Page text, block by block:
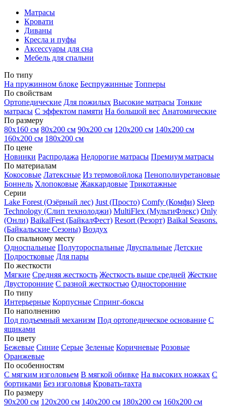
Матрасы
Кровати
Диваны
Кресла и пуфы
Аксессуары для сна
Мебель для спальни
По типу
На пружинном блоке Беспружинные Топперы
По свойствам
Ортопедические Для пожилых Высокие матрасы Тонкие
матрасы С эффектом памяти На большой вес Анатомические
По размеру
80х160 см 80х200 см 90х200 см 120х200 см 140х200 см
160х200 см 180х200 см
По цене
Новинки Распродажа Недорогие матрасы Премиум матрасы
По материалам
Кокосовые Латексные Из термовойлока Пенополиуретановые
Боннель Хлопоковые Жаккардовые Трикотажные
Серии
Lake Forest (Озёрный лес) Just (Просто) Comfy (Комфи) Sleep
Technology (Слип технолоджи) MultiFlex (МультиФлекс) Only
(Онли) BaikalFest (БайкалФест) Resort (Резорт) Baikal Seasons.
(Байкальские Сезоны) Воздух
По спальному месту
Односпальные Полутороспальные Двуспальные Детские
Подростковые Для пары
По жесткости
Мягкие Средняя жесткость Жесткость выше средней Жесткие
Двусторонние С разной жесткостью Односторонние
По типу
Интерьерные Корпусные Спринг-боксы
По наполнению
Под подъемный механизм Под ортопедическое основание С
ящиками
По цвету
Бежевые Синие Серые Зеленые Коричневые Розовые
Оранжевые
По особенностям
С мягким изголовьем В мягкой обивке На высоких ножках С
бортиками Без изголовья Кровать-тахта
По размеру
90х200 см 120х200 см 140х200 см 180х200 см 160х200 см